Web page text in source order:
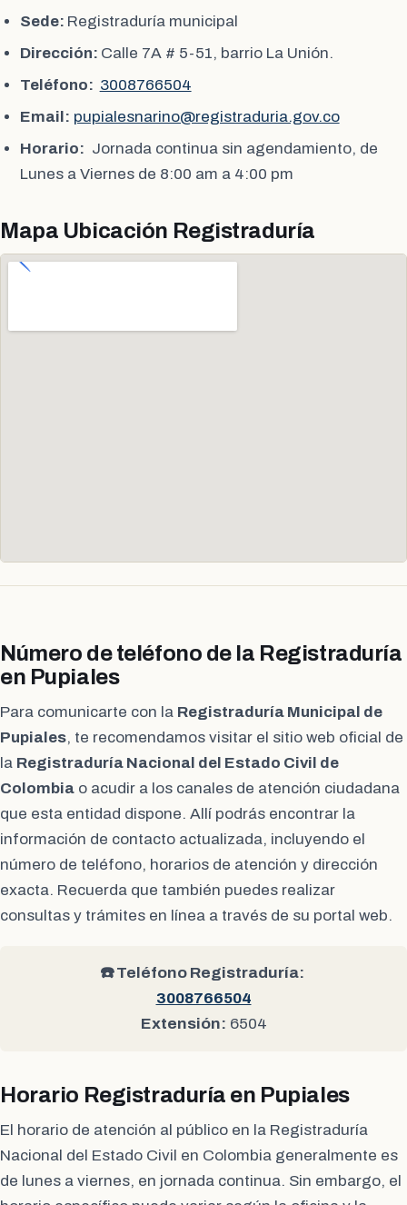
Sede: Registraduría municipal
Dirección: Calle 7A # 5-51, barrio La Unión.
Teléfono: 3008766504
Email: pupialesnarino@registraduria.gov.co
Horario: Jornada continua sin agendamiento, de
Lunes a Viernes de 8:00 am a 4:00 pm
Mapa Ubicación Registraduría
Número de teléfono de la Registraduría
en Pupiales
Para comunicarte con la Registraduría Municipal de
Pupiales, te recomendamos visitar el sitio web oficial de
la Registraduría Nacional del Estado Civil de
Colombia o acudir a los canales de atención ciudadana
que esta entidad dispone. Allí podrás encontrar la
información de contacto actualizada, incluyendo el
número de teléfono, horarios de atención y dirección
exacta. Recuerda que también puedes realizar
consultas y trámites en línea a través de su portal web.
☎️ Teléfono Registraduría:
3008766504
Extensión: 6504
Horario Registraduría en Pupiales
El horario de atención al público en la Registraduría
Nacional del Estado Civil en Colombia generalmente es
de lunes a viernes, en jornada continua. Sin embargo, el